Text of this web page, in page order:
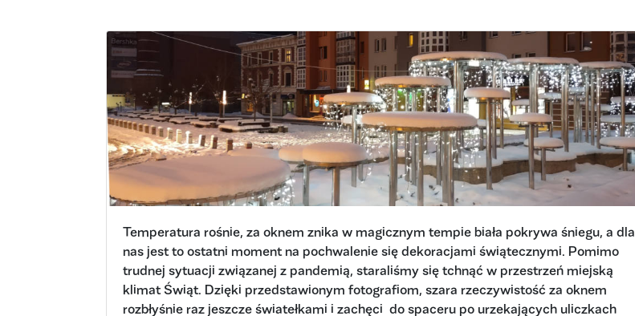
Temperatura rośnie, za oknem znika w magicznym tempie biała pokrywa śniegu, a dla
nas jest to ostatni moment na pochwalenie się dekoracjami świątecznymi. Pomimo
trudnej sytuacji związanej z pandemią, staraliśmy się tchnąć w przestrzeń miejską
klimat Świąt. Dzięki przedstawionym fotografiom, szara rzeczywistość za oknem
rozbłyśnie raz jeszcze światełkami i zachęci do spaceru po urzekających uliczkach